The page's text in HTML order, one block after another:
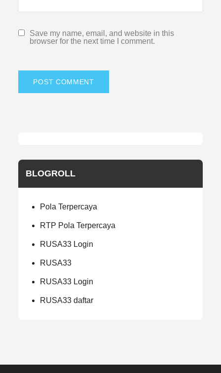
Save my name, email, and website in this
browser for the next time I comment.
BLOGROLL
Pola Terpercaya
RTP Pola Terpercaya
RUSA33 Login
RUSA33
RUSA33 Login
RUSA33 daftar